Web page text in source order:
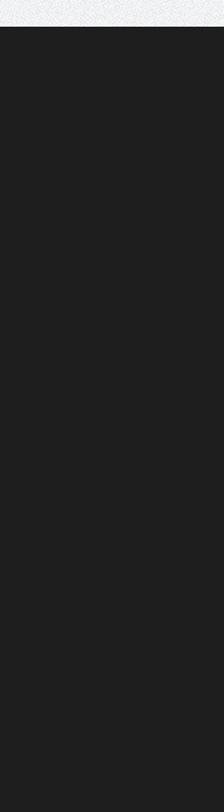
δεύτερο γύρο του
Παγκόσμιας
η απόφαση Ο
πολιτιστικό
για την